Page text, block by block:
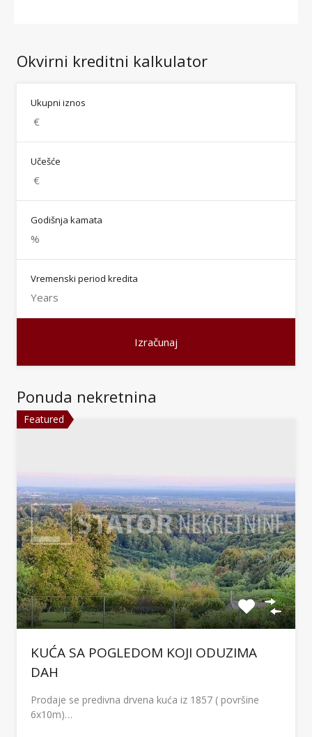
Okvirni kreditni kalkulator
Ukupni iznos
Učešće
Godišnja kamata
Vremenski period kredita
Ponuda nekretnina
Featured
KUĆA SA POGLEDOM KOJI ODUZIMA
DAH
Prodaje se predivna drvena kuća iz 1857 ( površine
6x10m)…